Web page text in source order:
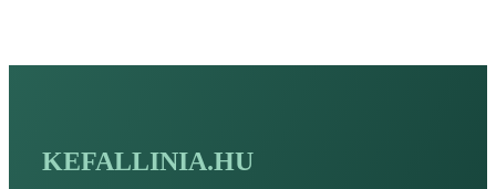
KEFALLINIA.HU